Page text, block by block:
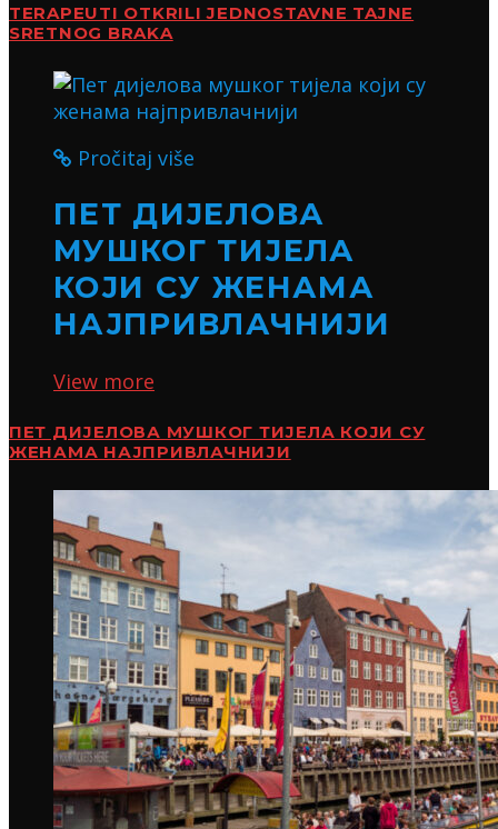
TERAPEUTI OTKRILI JEDNOSTAVNE TAJNE
SRETNOG BRAKA
Pročitaj više
ПЕТ ДИЈЕЛОВА
МУШКОГ ТИЈЕЛА
КОЈИ СУ ЖЕНАМА
НАЈПРИВЛАЧНИЈИ
View more
ПЕТ ДИЈЕЛОВА МУШКОГ ТИЈЕЛА КОЈИ СУ
ЖЕНАМА НАЈПРИВЛАЧНИЈИ